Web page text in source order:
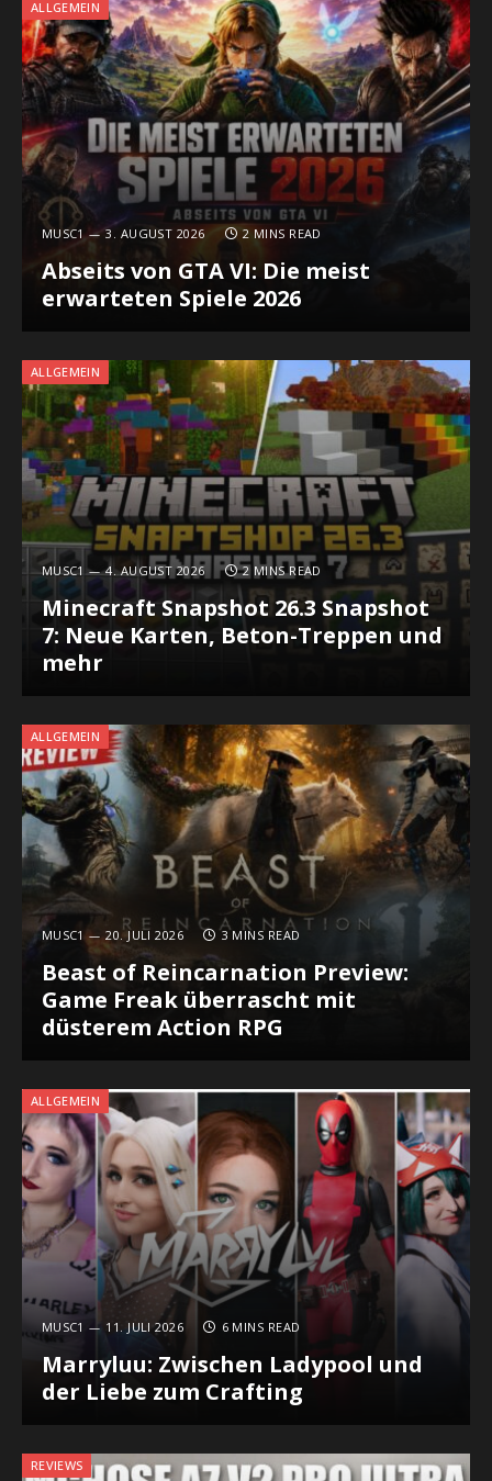
ALLGEMEIN
MUSC1 3. AUGUST 2026 2 MINS READ
Abseits von GTA VI: Die meist
erwarteten Spiele 2026
ALLGEMEIN
MUSC1 4. AUGUST 2026 2 MINS READ
Minecraft Snapshot 26.3 Snapshot
7: Neue Karten, Beton-Treppen und
mehr
ALLGEMEIN
MUSC1 20. JULI 2026 3 MINS READ
Beast of Reincarnation Preview:
Game Freak überrascht mit
düsterem Action RPG
ALLGEMEIN
MUSC1 11. JULI 2026 6 MINS READ
Marryluu: Zwischen Ladypool und
der Liebe zum Crafting
REVIEWS